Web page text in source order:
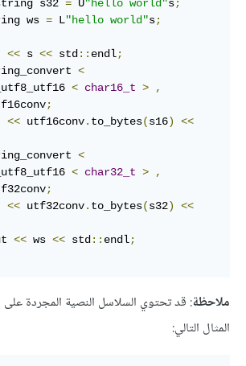
s32 = U"hello world"s;
ws = L"hello world"s;
<< s << std :: endl;
<
< char16_t >
,
;
<< utf16conv. to_bytes(s16)
<<
<
< char32_t >
,
;
<< utf32conv. to_bytes(s32)
<<
<< ws << std :: endl;
ملاحظة: قد تحتوي السلاسل النصية المجردة
المثال التالي: